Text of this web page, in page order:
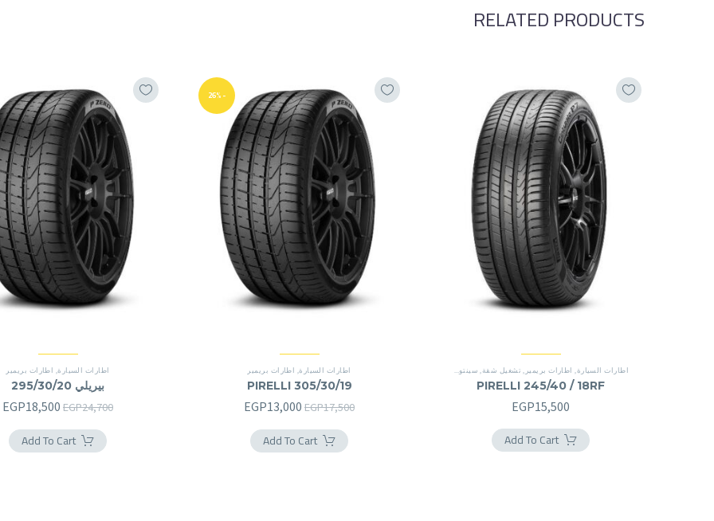
RELATED PRODUCTS
اطارات السيارة اطارات بريمير تشغيل شقة سينتوراتو P7
PIRELLI 245/40 / 18RF
EGP15,500
Add To Cart
-26%
اطارات السيارة, اطارات بريمير
PIRELLI 305/30/19
EGP17,500
السعر
الأصلي
هو:
EGP13,000
Add To Cart
اطارات السيارة, اطارات بريمير
بيريلي 295/30/20
EGP24,700
السعر
الأصلي
هو:
EGP18,500
Add To Cart